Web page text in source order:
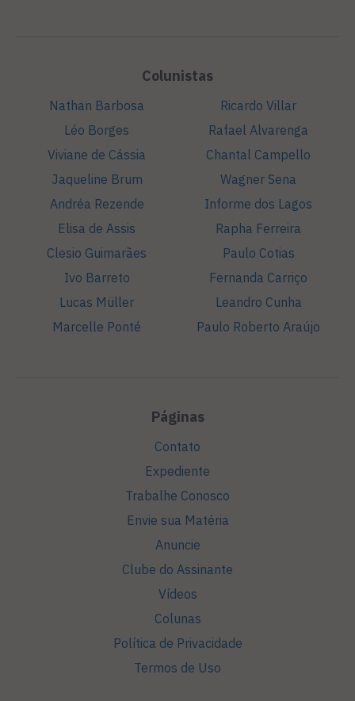
Colunistas
Nathan Barbosa
Léo Borges
Viviane de Cássia
Jaqueline Brum
Andréa Rezende
Elisa de Assis
Clesio Guimarães
Ivo Barreto
Lucas Müller
Marcelle Ponté
Ricardo Villar
Rafael Alvarenga
Chantal Campello
Wagner Sena
Informe dos Lagos
Rapha Ferreira
Paulo Cotias
Fernanda Carriço
Leandro Cunha
Paulo Roberto Araújo
Páginas
Contato
Expediente
Trabalhe Conosco
Envie sua Matéria
Anuncie
Clube do Assinante
Vídeos
Colunas
Política de Privacidade
Termos de Uso